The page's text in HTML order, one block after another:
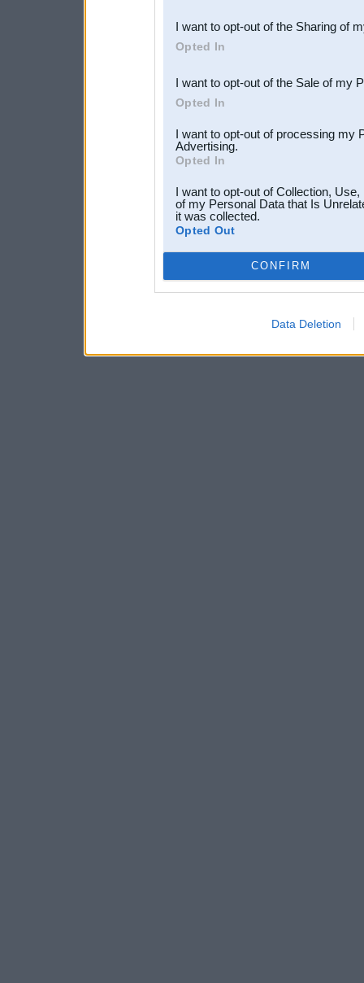
Downstream Participants
third parties.
I want to opt-out of the Sharing of
Opted In
I want to opt-out of the Sale of my
Opted In
I want to opt-out of processing my
Advertising.
Opted In
I want to opt-out of Collection,
of my Personal Data that Is
it was collected.
Opted Out
CONFIRM
Data Deletion